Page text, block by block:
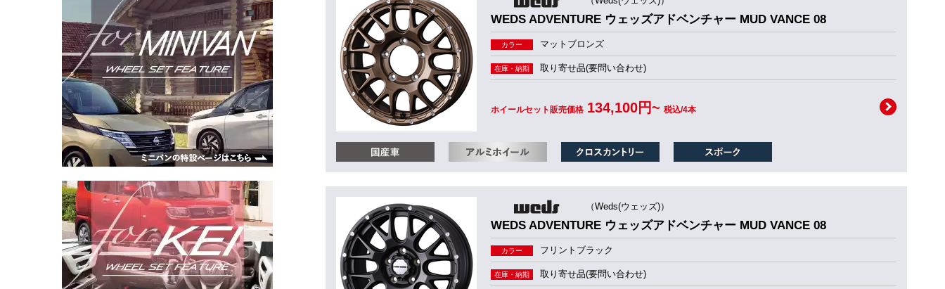
WEDS ADVENTURE ウェッズアドベンチャー MUD VANCE 08
カラー マットブロンズ
在庫・納期 取り寄せ品(要問い合わせ)
ホイールセット販売価格 134,100円~ 税込/4本
（Weds(ウェッズ)）
WEDS ADVENTURE ウェッズアドベンチャー MUD VANCE 08
カラー フリントブラック
在庫・納期 取り寄せ品(要問い合わせ)